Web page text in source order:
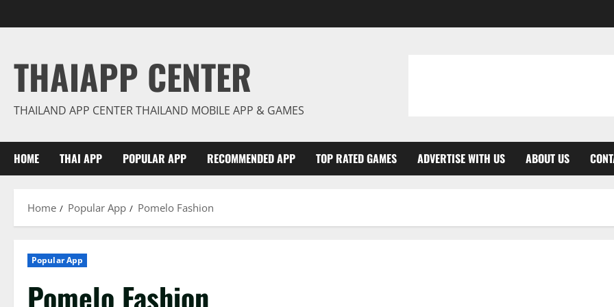
to
THAIAPP CENTER
THAILAND APP CENTER THAILAND MOBILE APP & GAMES
HOME THAI APP POPULAR APP RECOMMENDED APP TOP RATED GAMES ADVERTISE WITH US ABOUT US
Home Popular App Pomelo Fashion
Popular App
Pomelo Fashion